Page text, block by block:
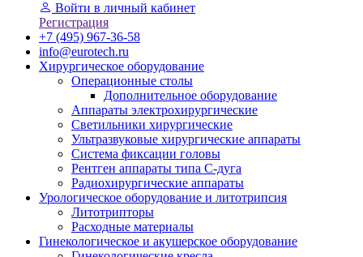
Войти в личный кабинет
Регистрация
+7 (495) 967-36-58
info@eurotech.ru
Хирургическое оборудование
Операционные столы
Дополнительное оборудование
Аппараты электрохирургические
Светильники хирургические
Ультразвуковые хирургические аппараты
Система фиксации головы
Рентген аппараты типа С-дуга
Радиохирургические аппараты
Урологическое оборудование и литотрипсия
Литотрипторы
Расходные материалы
Гинекологическое и акушерское оборудование